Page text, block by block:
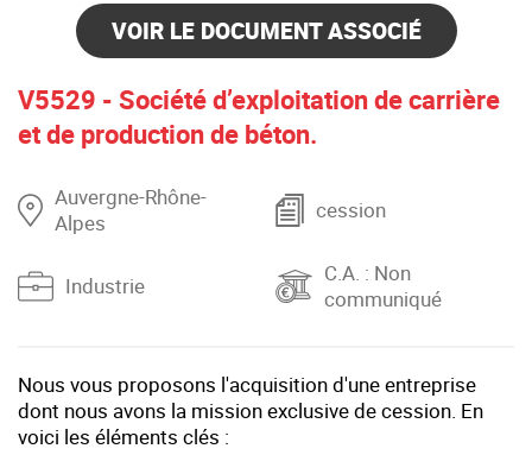
VOIR LE DOCUMENT ASSOCIÉ
V5529 - Société d’exploitation de carrière
et de production de béton.
Auvergne-Rhône-
Alpes
cession
Industrie C.A. : Non
communiqué
Nous vous proposons l'acquisition d'une entreprise
dont nous avons la mission exclusive de cession. En
voici les éléments clés :